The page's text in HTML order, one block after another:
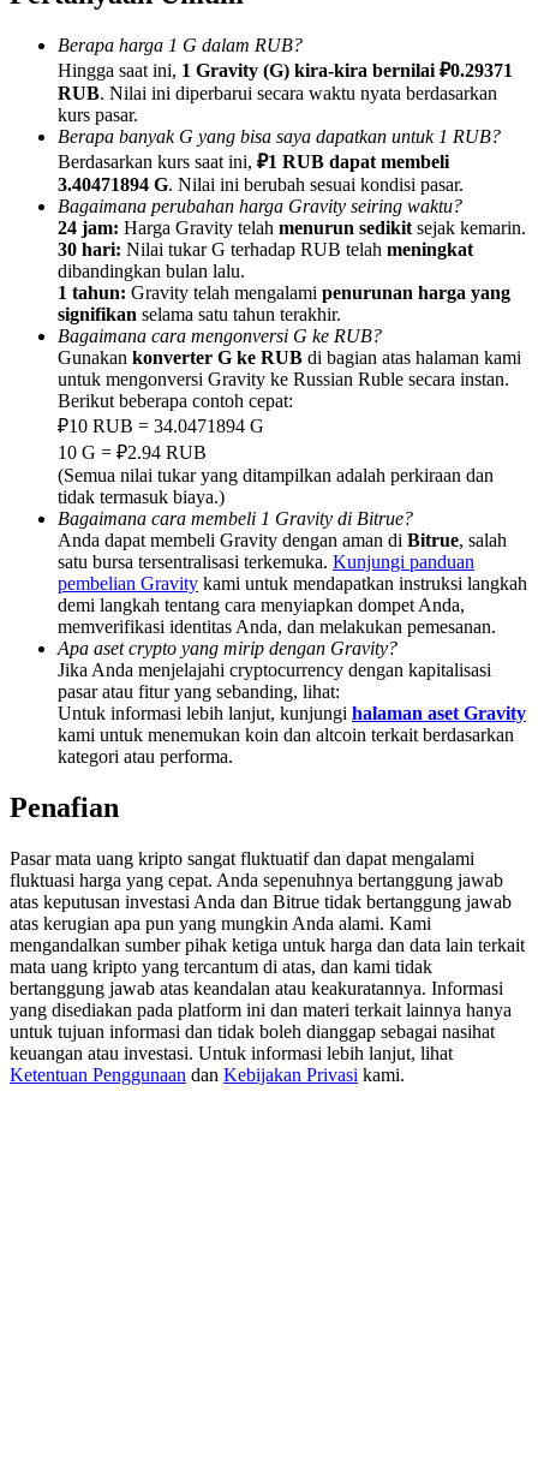
Referensi
Undang teman untuk mendapatkan imbalan tunai
BTC Welcome Rewards
BTC Welcome Rewards
Deposit & Trade BTC to Share 25000 USDT prize pool!
Deposit CASHCAT & Win
Share 500000 CASHCAT prize pool
Exclusive for BitMart Users
Register & Trade to Win 500,000 USDT
Precious Metals Trading Carnival
Trade Gold & Silver · 33,333 USDT Bonus
USDT New User Exclusive 10% APR
USDT Flexible Staking | Daily Rewards
Berapa harga 1 G dalam RUB?
Hingga saat ini, 1 Gravity (G) kira-kira bernilai ₽0.29371
RUB. Nilai ini diperbarui secara waktu nyata berdasarkan
kurs pasar.
Berapa banyak G yang bisa saya dapatkan untuk 1 RUB?
Berdasarkan kurs saat ini, ₽1 RUB dapat membeli
3.40471894 G. Nilai ini berubah sesuai kondisi pasar.
Bagaimana perubahan harga Gravity seiring waktu?
24 jam: Harga Gravity telah menurun sedikit sejak kemarin.
30 hari: Nilai tukar G terhadap RUB telah meningkat
dibandingkan bulan lalu.
1 tahun: Gravity telah mengalami penurunan harga yang
signifikan selama satu tahun terakhir.
Bagaimana cara mengonversi G ke RUB?
Gunakan konverter G ke RUB di bagian atas halaman kami
untuk mengonversi Gravity ke Russian Ruble secara instan.
Berikut beberapa contoh cepat:
₽10 RUB = 34.0471894 G
10 G = ₽2.94 RUB
(Semua nilai tukar yang ditampilkan adalah perkiraan dan
tidak termasuk biaya.)
Bagaimana cara membeli 1 Gravity di Bitrue?
Anda dapat membeli Gravity dengan aman di Bitrue, salah
satu bursa tersentralisasi terkemuka. Kunjungi panduan
pembelian Gravity kami untuk mendapatkan instruksi langkah
demi langkah tentang cara menyiapkan dompet Anda,
memverifikasi identitas Anda, dan melakukan pemesanan.
Apa aset crypto yang mirip dengan Gravity?
Jika Anda menjelajahi cryptocurrency dengan kapitalisasi
pasar atau fitur yang sebanding, lihat:
Untuk informasi lebih lanjut, kunjungi halaman aset Gravity
kami untuk menemukan koin dan altcoin terkait berdasarkan
kategori atau performa.
Penafian
Pasar mata uang kripto sangat fluktuatif dan dapat mengalami
fluktuasi harga yang cepat. Anda sepenuhnya bertanggung jawab
atas keputusan investasi Anda dan Bitrue tidak bertanggung jawab
atas kerugian apa pun yang mungkin Anda alami. Kami
mengandalkan sumber pihak ketiga untuk harga dan data lain terkait
mata uang kripto yang tercantum di atas, dan kami tidak
bertanggung jawab atas keandalan atau keakuratannya. Informasi
yang disediakan pada platform ini dan materi terkait lainnya hanya
untuk tujuan informasi dan tidak boleh dianggap sebagai nasihat
keuangan atau investasi. Untuk informasi lebih lanjut, lihat
Ketentuan Penggunaan dan Kebijakan Privasi kami.